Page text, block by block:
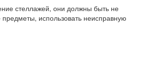
стеллажей, они должны быть не
использовать неисправную